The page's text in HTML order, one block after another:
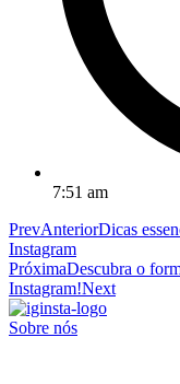
7:51 am
PrevAnteriorDicas
Instagram
PróximaDescubra o
Instagram!Next
Sobre nós